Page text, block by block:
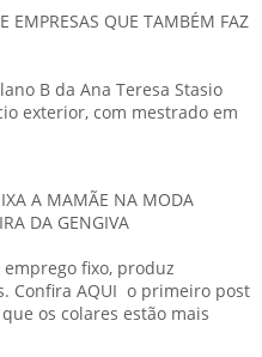
EMPRESAS QUE TAMBÉM FAZ
B da Ana Teresa Stasio
exterior, com mestrado em
A MAMÃE NA MODA
DA GENGIVA
fixo, produz
Confira AQUI o primeiro post
os colares estão mais